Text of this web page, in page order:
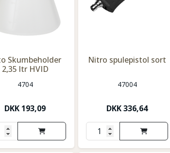
Skumbeholder
2,35 ltr HVID
4704
DKK 193,09
Nitro spulepistol sort
47004
DKK336,64